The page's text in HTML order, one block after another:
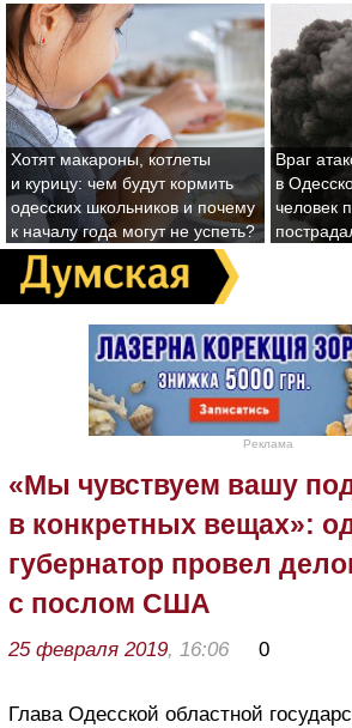
Хотят макароны, котлеты
и курицу: чем будут кормить
одесских школьников и почему
к началу года могут не успеть?
Враг
в
человек
Реклама
«Мы чувствуем вашу
в конкретных вещах»:
губернатор провел
с послом США
25 февраля 2019, 16:06 0
Глава Одесской областной